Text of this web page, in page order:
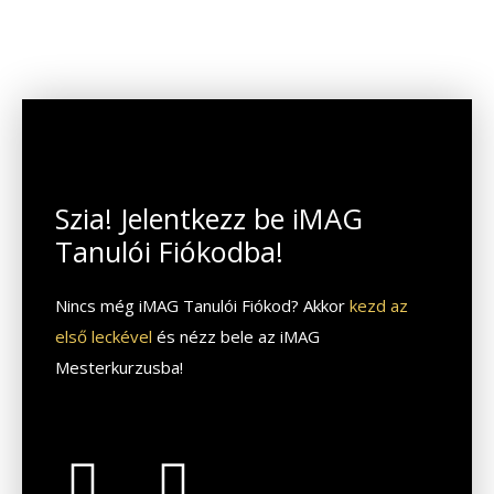
Szia! Jelentkezz be iMAG
Tanulói Fiókodba!
Nincs még iMAG Tanulói Fiókod? Akkor kezd az
első leckével és nézz bele az iMAG
Mesterkurzusba!